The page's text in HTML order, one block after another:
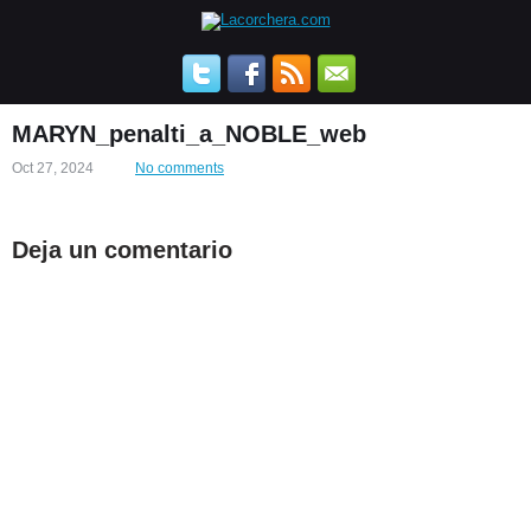
MARYN_penalti_a_NOBLE_web
Oct 27, 2024 No comments
Deja un comentario